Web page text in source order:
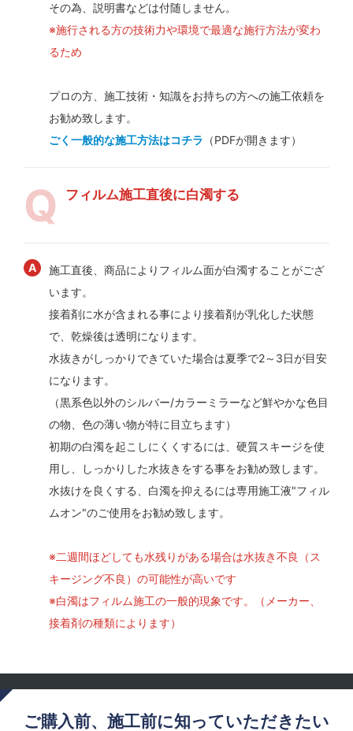
その為、説明書などは付随しません。
※施行される方の技術力や環境で最適な施行方法が変わ
るため
プロの方、施工技術・知識をお持ちの方への施工依頼を
お勧め致します。
ごく一般的な施工方法はコチラ （PDFが開きます）
フィルム施工直後に白濁する
施工直後、商品によりフィルム面が白濁することがござ
います。
接着剤に水が含まれる事により接着剤が乳化した状態
で、乾燥後は透明になります。
水抜きがしっかりできていた場合は夏季で2～3日が目安
になります。
（黒系色以外のシルバー/カラーミラーなど鮮やかな色目
の物、色の薄い物が特に目立ちます）
初期の白濁を起こしにくくするには、硬質スキージを使
用し、しっかりした水抜きをする事をお勧め致します。
水抜けを良くする、白濁を抑えるには専用施工液"フィル
ムオン"のご使用をお勧め致します。
※二週間ほどしても水残りがある場合は水抜き不良（ス
キージング不良）の可能性が高いです
※白濁はフィルム施工の一般的現象です。（メーカー、
接着剤の種類によります）
ご購入前、施工前に知っていただきたい